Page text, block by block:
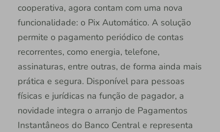
cooperativa, agora contam com uma nova
funcionalidade: o Pix Automático. A solução
permite o pagamento periódico de contas
recorrentes, como energia, telefone,
assinaturas, entre outras, de forma ainda mais
prática e segura. Disponível para pessoas
físicas e jurídicas na função de pagador, a
novidade integra o arranjo de Pagamentos
Instantâneos do Banco Central e representa